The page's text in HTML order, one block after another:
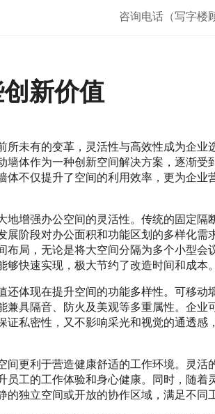
咨询电话（写字楼
新价值
所未有的变革，灵活性与高效性成为企业
墙体作为一种创新空间解决方案，逐渐受
体不仅提升了空间的利用效率，更为企业
地增强办公空间的灵活性。传统的固定隔
展阶段对办公面积和功能区划的多样化需
布局，无论是将大空间分隔为多个小型会
够快速实现，极大节约了改造时间和成本。
还体现在提升空间的功能多样性。可移动
兼具隔音、防火及美观等多重属性。企业
证私密性，又不影响采光和视觉的通透感
间更利于营造健康舒适的工作环境。灵活
员工的工作体验和身心健康。同时，随着
的独立空间或开放的协作区域，满足不同